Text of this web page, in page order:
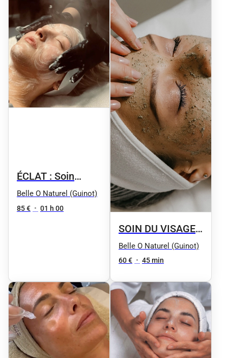
ÉCLAT : Soin
visage détox
réoxygénant :
Belle O Naturel (Guinot)
85 € • 01 h 00
SOIN DU VISAGE
Eclat express :
Gommage et
la nature de la
peau
Belle O Naturel (Guinot)
60 € • 45 min